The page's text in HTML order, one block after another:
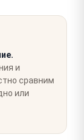
и
сравним
или